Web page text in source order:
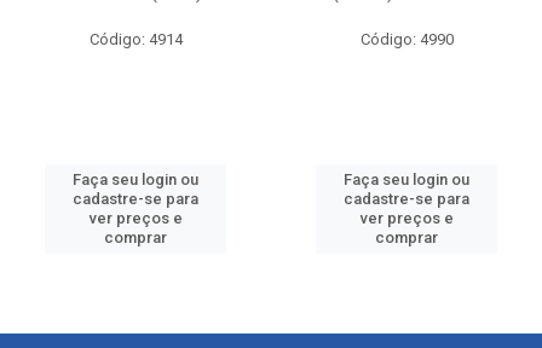
Código: 4914
Faça seu login ou
cadastre-se para
ver preços e
comprar
Código: 4990
Faça seu login ou
cadastre-se para
ver preços e
comprar